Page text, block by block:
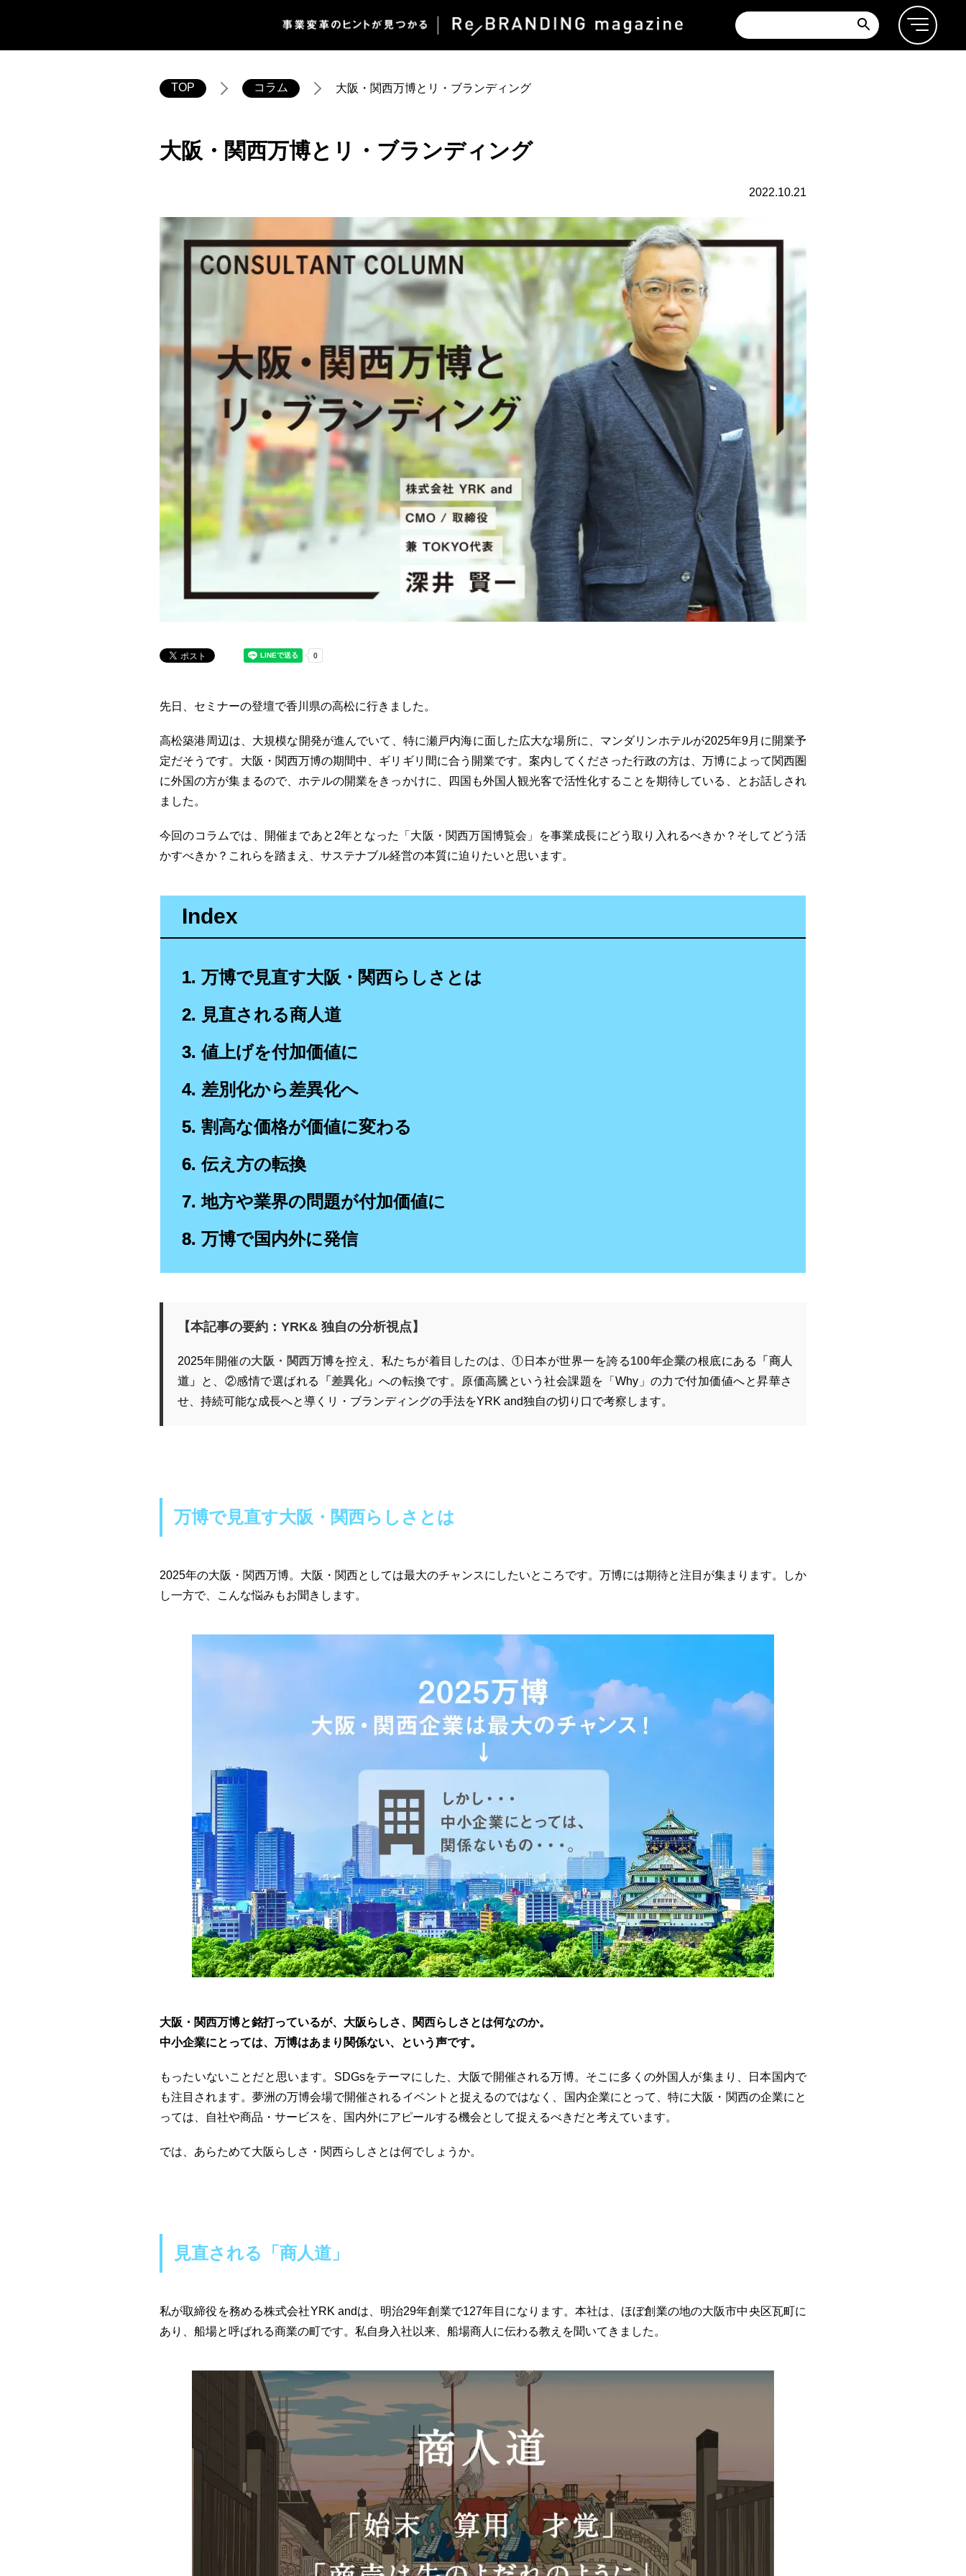
TOP コラム 大阪・関西万博とリ・ブランディング
大阪・関西万博とリ・ブランディング
2022.10.21
先日、セミナーの登壇で香川県の高松に行きました。
高松築港周辺は、大規模な開発が進んでいて、特に瀬戸内海に面した広大な場所に、マンダリンホテルが2025年9月に開業予
定だそうです。大阪・関西万博の期間中、ギリギリ間に合う開業です。案内してくださった行政の方は、万博によって関西圏
に外国の方が集まるので、ホテルの開業をきっかけに、四国も外国人観光客で活性化することを期待している、とお話しされ
ました。
今回のコラムでは、開催まであと2年となった「大阪・関西万国博覧会」を事業成長にどう取り入れるべきか？そしてどう活
かすべきか？これらを踏まえ、サステナブル経営の本質に迫りたいと思います。
Index
万博で見直す大阪・関西らしさとは
見直される商人道
値上げを付加価値に
差別化から差異化へ
割高な価格が価値に変わる
伝え方の転換
地方や業界の問題が付加価値に
万博で国内外に発信
【本記事の要約：YRK& 独自の分析視点】
2025年開催の大阪・関西万博を控え、私たちが着目したのは、①日本が世界一を誇る100年企業の根底にある
「商人
道」
と、②感情で選ばれる 「差異化」 への転換です。原価高騰という社会課題を「Why」の力で付加価値へと昇華さ
せ、持続可能な成長へと導くリ・ブランディングの手法をYRK and独自の切り口で考察します。
万博で見直す大阪・関西らしさとは
2025年の大阪・関西万博。大阪・関西としては最大のチャンスにしたいところです。万博には期待と注目が集まります。しか
し一方で、こんな悩みもお聞きします。
大阪・関西万博と銘打っているが、大阪らしさ、関西らしさとは何なのか。
中小企業にとっては、万博はあまり関係ない、という声です。
もったいないことだと思います。SDGsをテーマにした、大阪で開催される万博。そこに多くの外国人が集まり、日本国内で
も注目されます。夢洲の万博会場で開催されるイベントと捉えるのではなく、国内企業にとって、特に大阪・関西の企業にと
っては、自社や商品・サービスを、国内外にアピールする機会として捉えるべきだと考えています。
では、あらためて大阪らしさ・関西らしさとは何でしょうか。
見直される「商人道」
私が取締役を務める株式会社YRK andは、明治29年創業で127年目になります。本社は、ほぼ創業の地の大阪市中央区瓦町に
あり、船場と呼ばれる商業の町です。私自身入社以来、船場商人に伝わる教えを聞いてきました。